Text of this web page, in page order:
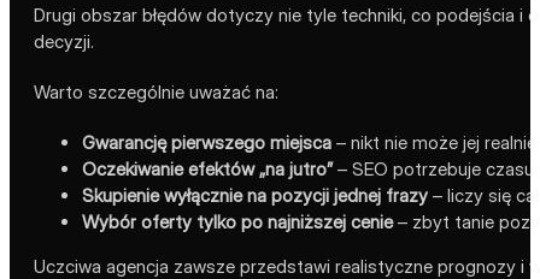
Drugi obszar błędów dotyczy nie tyle techniki, co podejścia i
decyzji.
Warto szczególnie uważać na:
Gwarancję pierwszego miejsca – nikt nie może jej
Oczekiwanie efektów „na jutro”– SEO potrzebuje
Skupienie wyłącznie na pozycji jednej frazy – liczy się
Wybór oferty tylko po najniższej cenie– zbyt tanie
Uczciwa agencja zawsze przedstawi realistyczne prognozy i